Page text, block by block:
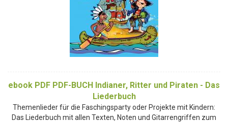
ebook PDF PDF-BUCH Indianer, Ritter und Piraten - Das
Liederbuch
Themenlieder für die Faschingsparty oder Projekte mit Kindern:
Das Liederbuch mit allen Texten, Noten und Gitarrengriffen zum